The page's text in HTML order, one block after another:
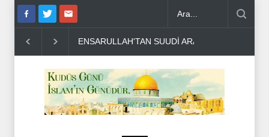
ENSARULLAH'TAN SUUDİ ARABİSTAN'A UYARI..